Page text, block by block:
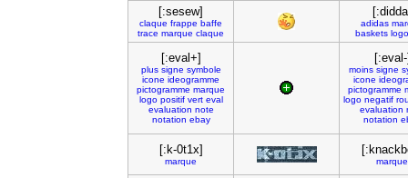
[:sesew]
claque frappe baffe
trace marque claque
adidas
baskets logo
[:eval+]
plus signe symbole
icone ideogramme
pictogramme marque
logo positif vert eval
evaluation note
notation ebay
moins signe
icone
pictogramme
logo negatif
evaluation
notation
[:k-0t1x]
marque marque